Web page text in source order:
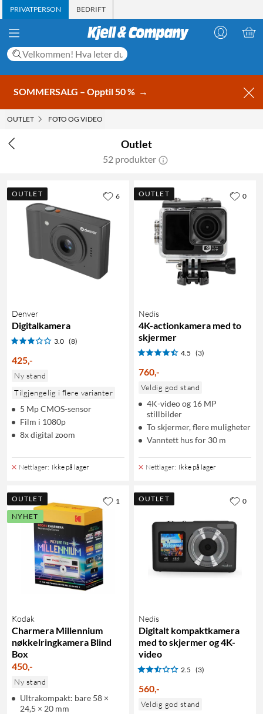
PRIVATPERSON BEDRIFT
SOMMERSALG – Opptil 50 % →
OUTLET FOTO OG VIDEO
Outlet
52 produkter
OUTLET
Denver
Digitalkamera
3.0 (8)
425,-
Ny stand
Tilgjengelig i flere varianter
5 Mp CMOS-sensor
Film i 1080p
8x digital zoom
Nettlager: Ikke på lager
6 OUTLET
Nedis
4K-actionkamera med to
skjermer
4.5 (3)
760,-
Veldig god stand
4K-video og 16 MP
stillbilder
To skjermer, flere muligheter
Vanntett hus for 30 m
Nettlager: Ikke på lager
0
OUTLET
NYHET
Kodak
Charmera Millennium
nøkkelringkamera Blind
Box
450,-
Ny stand
Ultrakompakt: bare 58 ×
24,5 × 20 mm
1 OUTLET
Nedis
Digitalt kompaktkamera
med to skjermer og 4K-
video
2.5 (3)
560,-
Veldig god stand
0